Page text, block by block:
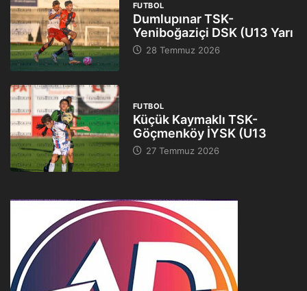
FUTBOL
Dumlupınar TSK-
Yeniboğaziçi DSK (U13 Yarı
28 Temmuz 2026
FUTBOL
Küçük Kaymaklı TSK-
Göçmenköy İYSK (U13
27 Temmuz 2026